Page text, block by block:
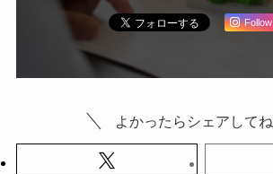
よかったらシェアしてね